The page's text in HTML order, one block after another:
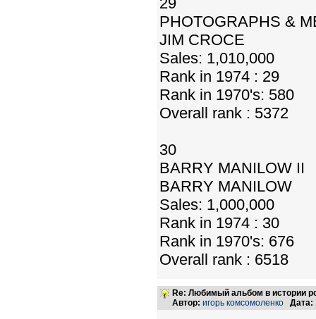
PHOTOGRAPHS &
JIM CROCE
Sales: 1,010,000
Rank in 1974 : 29
Rank in 1970's: 580
Overall rank : 5372
30
BARRY MANILOW II
BARRY MANILOW
Sales: 1,000,000
Rank in 1974 : 30
Rank in 1970's: 676
Overall rank : 6518
Re: Любимый альбом в истории
Автор: игорь комсомоленко Дата: